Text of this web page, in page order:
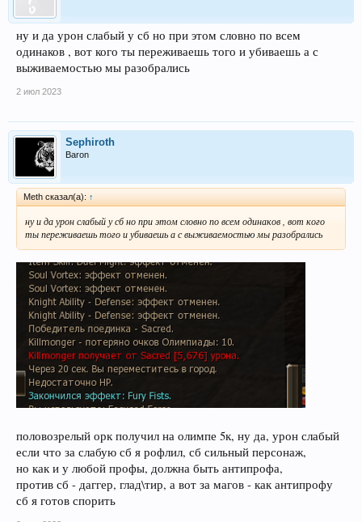
ну и да урон слабый у сб но при этом словно по всем
одинаков , вот кого ты переживаешь того и убиваешь а с
выживаемостью мы разобрались
2 июл 2023
Sephiroth
Baron
Meth сказал(а): ↑
ну и да урон слабый у сб но при этом словно по всем одинаков , вот кого
ты переживаешь того и убиваешь а с выживаемостью мы разобрались
половозрелый орк получил на олимпе 5к, ну да, урон слабый
если что за слабую сб я рофлил, сб сильный персонаж,
но как и у любой профы, должна быть антипрофа,
против сб - даггер, глад\тир, а вот за магов - как антипрофу
сб я готов спорить